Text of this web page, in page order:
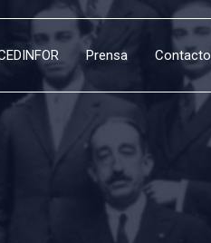
Prensa Contacto